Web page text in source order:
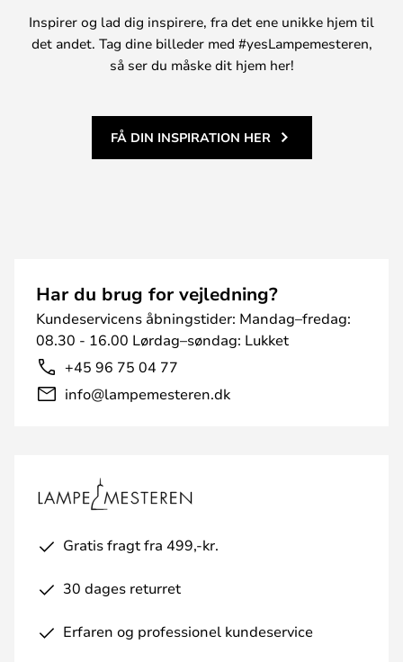
Inspirer og lad dig inspirere, fra det ene unikke hjem til
det andet. Tag dine billeder med #yesLampemesteren,
så ser du måske dit hjem her!
FÅ DIN INSPIRATION HER
Har du brug for vejledning?
Kundeservicens åbningstider: Mandag–fredag:
08.30 - 16.00 Lørdag–søndag: Lukket
+45 96 75 04 77
info@lampemesteren.dk
Gratis fragt fra 499,-kr.
30 dages returret
Erfaren og professionel kundeservice